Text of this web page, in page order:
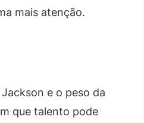
mais atenção.
e o peso da
que talento pode